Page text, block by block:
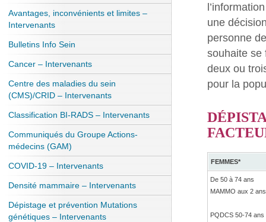
une
personne
souhaite se
deux ou
pour la
FEMMES*
De 50 à 74 ans
MAMMO aux 2 ans
PQDCS 50-74 ans
Avantages, inconvénients et limites –
Intervenants
Bulletins Info Sein
Cancer – Intervenants
Centre des maladies du sein
(CMS)/CRID – Intervenants
Classification BI-RADS – Intervenants
Communiqués du Groupe Actions-
médecins (GAM)
COVID-19 – Intervenants
Densité mammaire – Intervenants
Dépistage et prévention Mutations
génétiques – Intervenants